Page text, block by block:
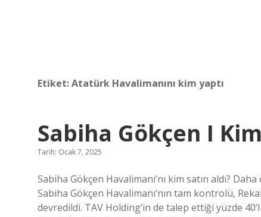
Etiket:Atatürk Havalimanını kim yaptı
Sabiha Gökçen I
Tarih: Ocak 7, 2025
Sabiha Gökçen Havalimanı’nı kim satın aldı?
Sabiha Gökçen Havalimanı’nın tam kontrolü,
devredildi. TAV ​​Holding’in de talep ettiği yüzde